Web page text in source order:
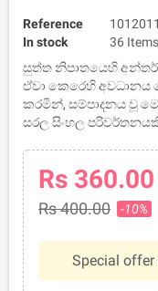
Reference
In stock
36 Items
සුත්ත නිපාතයෙහි
ඒවා කෙරෙහි අවධානය
කරමින්, සම්පාදනය වූ
සරල සිංහල
Rs 360.00
Rs 400.00 -10%
Special offer